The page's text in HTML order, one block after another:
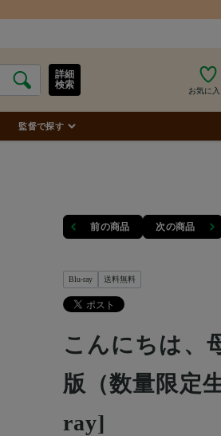
お気に入
詳細
検索
監督で探す
前の商品 次の商品
Blu-ray 送料無料
こんにちは、
版（数量限定
ray]